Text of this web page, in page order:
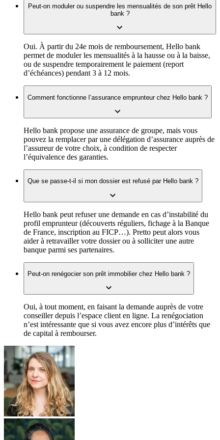
Peut-on moduler ou suspendre les mensualités de son prêt Hello
bank ?
Oui. À partir du 24e mois de remboursement, Hello bank
permet de moduler les mensualités à la hausse ou à la baisse,
ou de suspendre temporairement le paiement (report
d’échéances) pendant 3 à 12 mois.
Comment fonctionne l’assurance emprunteur chez Hello bank ?
Hello bank propose une assurance de groupe, mais vous
pouvez la remplacer par une délégation d’assurance auprès de
l’assureur de votre choix, à condition de respecter
l’équivalence des garanties.
Que se passe-t-il si mon dossier est refusé par Hello bank ?
Hello bank peut refuser une demande en cas d’instabilité du
profil emprunteur (découverts réguliers, fichage à la Banque
de France, inscription au FICP…). Pretto peut alors vous
aider à retravailler votre dossier ou à solliciter une autre
banque parmi ses partenaires.
Peut-on renégocier son prêt immobilier chez Hello bank ?
Oui, à tout moment, en faisant la demande auprès de votre
conseiller depuis l’espace client en ligne. La renégociation
n’est intéressante que si vous avez encore plus d’intérêts que
de capital à rembourser.